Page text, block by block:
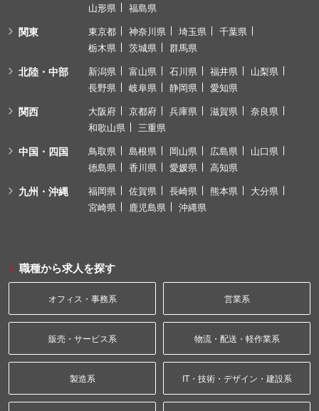
山形県
福島県
関東 東京都 神奈川県 埼玉県
千葉県
栃木県
茨城県 群馬県
北陸・中部 新潟県 富山県 石川県 福井県
山梨県
長野県
岐阜県 静岡県 愛知県
関西 大阪府 京都府 兵庫県 滋賀県
奈良県
和歌山県
三重県
中国・四国 鳥取県 島根県 岡山県 広島県
山口県
徳島県
香川県 愛媛県 高知県
九州・沖縄 福岡県 佐賀県 長崎県 熊本県
大分県
宮崎県
鹿児島県 沖縄県
職種から求人を探す
オフィス・事務系 営業系
販売・サービス系 物流・配送・軽作業系
製造系 IT・技術・デザイン・建設系